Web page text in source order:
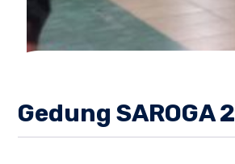
Gedung SAROGA 2